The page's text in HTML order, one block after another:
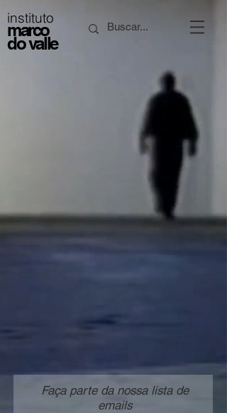
instituto
marco
do valle
Faça parte da nossa lista de
emails